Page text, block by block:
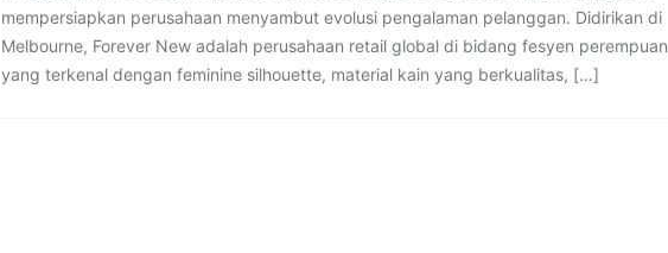
mempersiapkan perusahaan menyambut evolusi pengalaman pelanggan. Didirikan di
Melbourne, Forever New adalah perusahaan retail global di bidang fesyen perempuan
yang terkenal dengan feminine silhouette, material kain yang berkualitas, […]